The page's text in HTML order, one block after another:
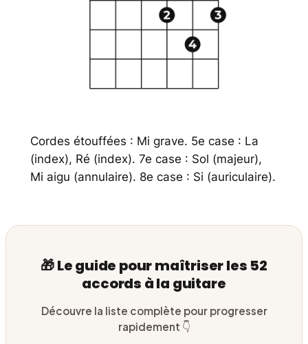
Cordes étouffées : Mi grave. 5e case : La
(index), Ré (index). 7e case : Sol (majeur),
Mi aigu (annulaire). 8e case : Si (auriculaire).
🎁 Le guide pour maîtriser les 52
accords à la guitare
Découvre la liste complète pour progresser
rapidement 👇